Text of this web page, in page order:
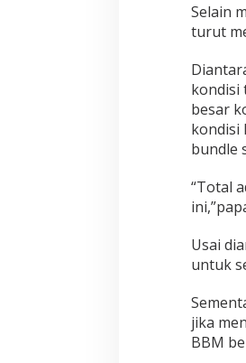
Selain
turut
kondisi
besar
kondisi
bundle
“Total
Usai
untuk
jika
BBM